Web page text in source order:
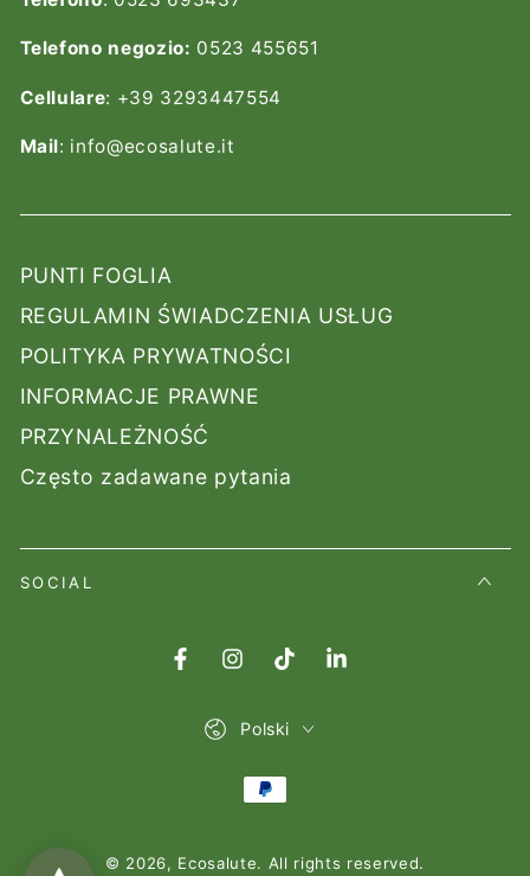
Telefono negozio: 0523 455651
Cellulare: +39 3293447554
Mail: info@ecosalute.it
PUNTI FOGLIA
REGULAMIN ŚWIADCZENIA USŁUG
POLITYKA PRYWATNOŚCI
INFORMACJE PRAWNE
PRZYNALEŻNOŚĆ
Często zadawane pytania
SOCIAL
FacebookInstagramTikTokLinkedIn
© 2026, Ecosalute. All rights reserved.
Polski
pagamento